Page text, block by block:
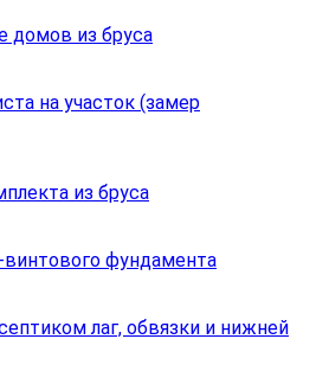
домов из бруса
на участок (замер
из бруса
фундамента
лаг, обвязки и нижней